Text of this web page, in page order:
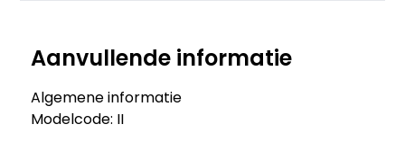
Aanvullende informatie
Algemene informatie
Modelcode: II